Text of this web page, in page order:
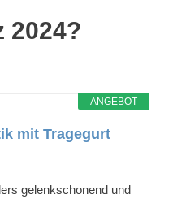
2024?
ANGEBOT
mit Tragegurt
gelenkschonend und